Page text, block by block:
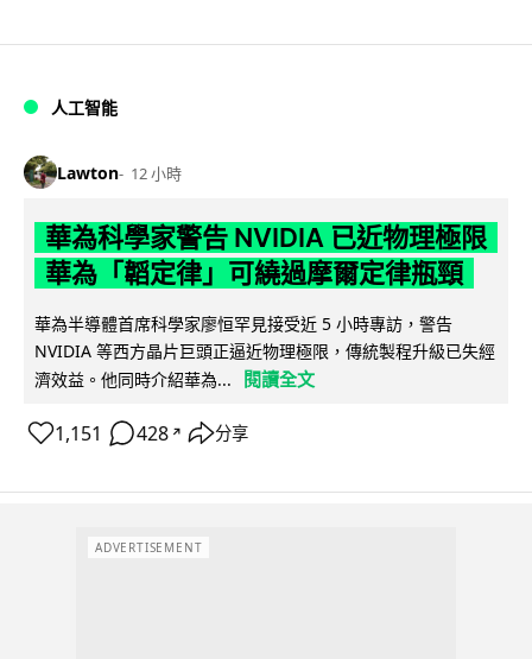
人工智能
Lawton 12 小時
華為科學家警告 NVIDIA 已近物理極限
華為「韜定律」可繞過摩爾定律瓶頸
華為半導體首席科學家廖恒罕見接受近 5 小時專訪，警告
NVIDIA 等西方晶片巨頭正逼近物理極限，傳統製程升級已失經
濟效益。他同時介紹華為...
閱讀全文
1,151 428 ↗ 分享
ADVERTISEMENT